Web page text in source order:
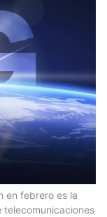
en febrero es la